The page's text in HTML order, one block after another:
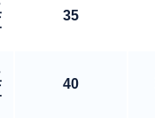
35
40